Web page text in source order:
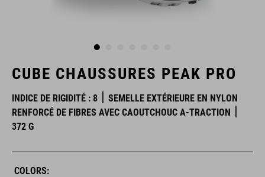
CUBE CHAUSSURES PEAK PRO
INDICE DE RIGIDITÉ : 8
SEMELLE EXTÉRIEURE EN NYLON
RENFORCÉ DE FIBRES AVEC CAOUTCHOUC A-TRACTION
372 G
COLORS: